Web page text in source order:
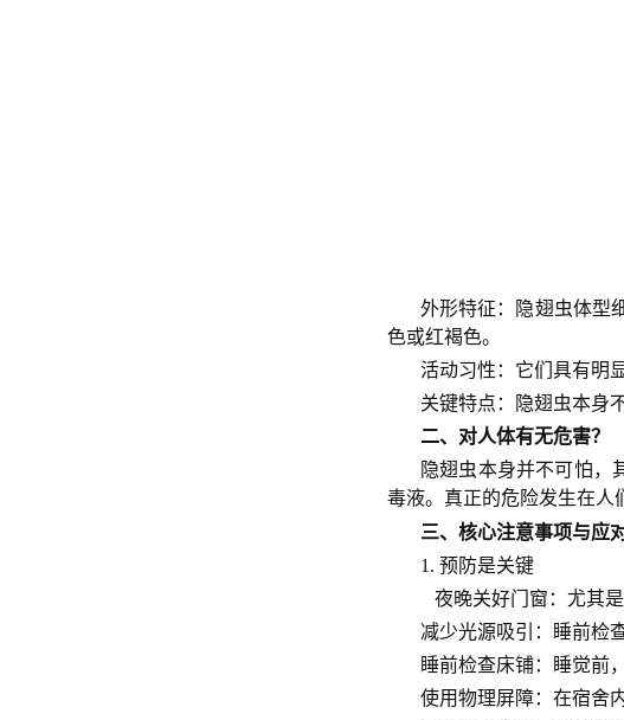
外形特征：隐翅虫体型
色或红褐色。
活动习性：它们具有明
关键特点：隐翅虫本身
二、对人体有无危害？
隐翅虫本身并不可怕，
毒液。真正的危险发生在人
三、核心注意事项与应
1. 预防是关键
夜晚关好门窗：尤其
减少光源吸引：睡前检
睡前检查床铺：睡觉前
使用物理屏障：在宿舍